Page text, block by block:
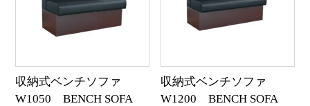
収納式ベンチソファ
W1050 BENCH SOFA
収納式ベンチソファ
W1200 BENCH SOFA